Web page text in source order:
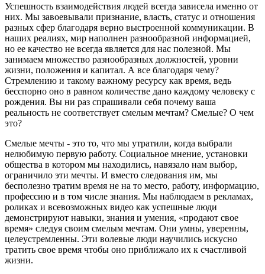
Успешность взаимодействия людей всегда зависела именно от
них. Мы завоевывали признание, власть, статус и отношения
разных сфер благодаря верно выстроенной коммуникации. В
наших реалиях, мир наполнен разнообразной информацией,
но ее качество не всегда является для нас полезной. Мы
занимаем множество разнообразных должностей, уровни
жизни, положения и капитал. А все благодаря чему?
Стремлению и такому важному ресурсу как время, ведь
бесспорно оно в равном количестве дано каждому человеку с
рождения. Вы ни раз спрашивали себя почему ваша
реальность не соответствует смелым мечтам? Смелые? О чем
это?
Смелые мечты - это то, что мы утратили, когда выбрали
нелюбимую первую работу. Социальное мнение, установки
общества в котором мы находились, навязало нам выбор,
ограничило эти мечты. И вместо следования им, мы
бесполезно тратим время не на то место, работу, информацию,
профессию и в том числе знания. Мы наблюдаем в рекламах,
роликах и всевозможных видео как успешные люди
демонстрируют навыки, знания и умения, «продают свое
время» следуя своим смелым мечтам. Они умны, уверенны,
целеустремленны. Эти волевые люди научились искусно
тратить свое время чтобы оно приближало их к счастливой
жизни.